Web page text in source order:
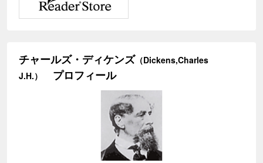
チャールズ・ディケンズ（Dickens,Charles
J.H.）
プロフィール